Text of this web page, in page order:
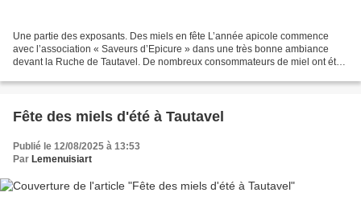
Une partie des exposants. Des miels en fête L’année apicole commence
avec l’association « Saveurs d’Epicure » dans une très bonne ambiance
devant la Ruche de Tautavel. De nombreux consommateurs de miel ont été
Fête des miels d'été à Tautavel
Publié le 12/08/2025 à 13:53
Par Lemenuisiart